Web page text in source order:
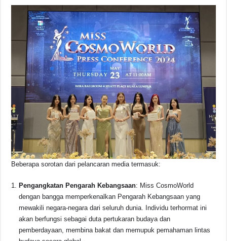
Beberapa sorotan dari pelancaran media termasuk:
Pengangkatan Pengarah Kebangsaan: Miss CosmoWorld
dengan bangga memperkenalkan Pengarah Kebangsaan yang
mewakili negara-negara dari seluruh dunia. Individu terhormat ini
akan berfungsi sebagai duta pertukaran budaya dan
pemberdayaan, membina bakat dan memupuk pemahaman lintas